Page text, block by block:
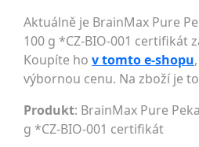
Aktuálně je BrainMax Pure
100 g *CZ-BIO-001 certifikát
Koupíte ho v tomto e-shopu
výbornou cenu. Na zboží je
Produkt: BrainMax Pure
g *CZ-BIO-001 certifikát